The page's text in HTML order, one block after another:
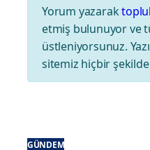
Yorum yazarak
etmiş bulunuyor ve
üstleniyorsunuz.
sitemiz hiçbir
GÜNDEM